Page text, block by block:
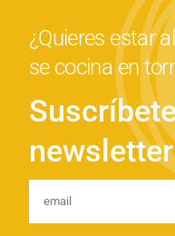
¿Quieres estar
se cocina en
newsletter